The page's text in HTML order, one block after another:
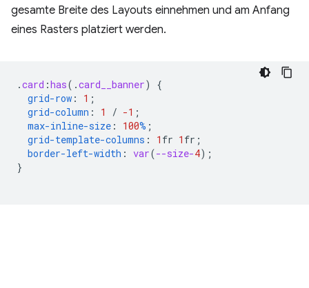
gesamte Breite des Layouts einnehmen und am Anfang
eines Rasters platziert werden.
.card :has( .card__banner)
{
grid-row : 1 ;
grid-column : 1 / -1 ;
max-inline-size : 100% ;
grid-template-columns : 1 fr 1 fr ;
border-left-width : var(--size-4);
}